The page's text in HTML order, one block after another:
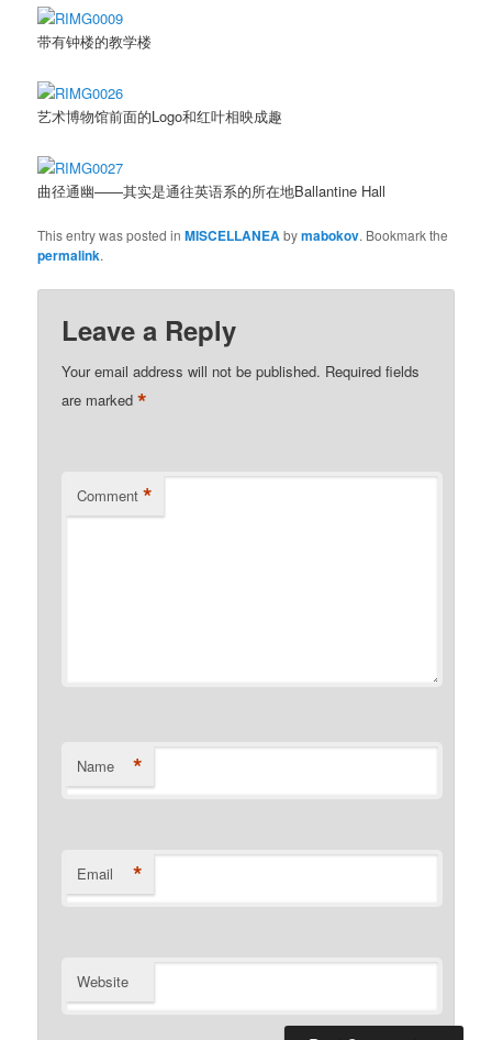
带有钟楼的教学楼
艺术博物馆前面的Logo和红叶相映成趣
曲径通幽——其实是通往英语系的所在地Ballantine Hall
This entry was posted inMISCELLANEAbymabokov. Bookmark the
permalink.
Leave a Reply
Your email address will not be published. Required fields
are marked*
Comment *
Name *
Email *
Website